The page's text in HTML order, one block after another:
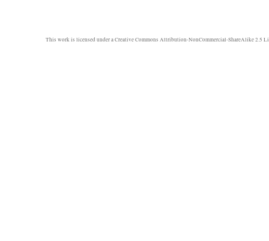
This work is licensed under aCreative Commons Attribution-NonCommercial-ShareAlike 2.5